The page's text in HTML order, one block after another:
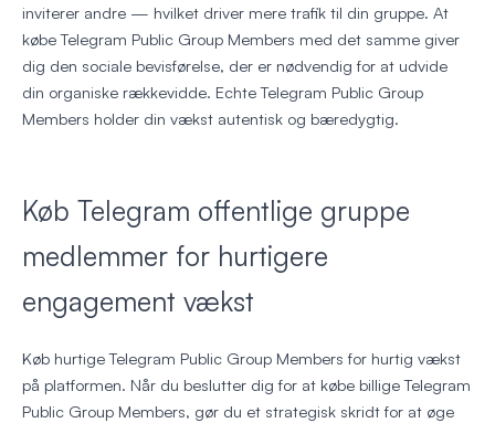
inviterer andre — hvilket driver mere trafik til din gruppe. At
købe Telegram Public Group Members med det samme giver
dig den sociale bevisførelse, der er nødvendig for at udvide
din organiske rækkevidde. Echte Telegram Public Group
Members holder din vækst autentisk og bæredygtig.
Køb Telegram offentlige gruppe
medlemmer for hurtigere
engagement vækst
Køb hurtige Telegram Public Group Members for hurtig vækst
på platformen. Når du beslutter dig for at købe billige Telegram
Public Group Members, gør du et strategisk skridt for at øge